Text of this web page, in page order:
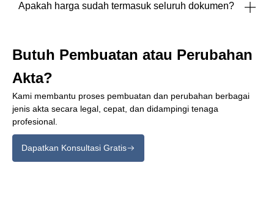
Apakah harga sudah termasuk seluruh dokumen?
Butuh Pembuatan atau Perubahan
Akta?
Kami membantu proses pembuatan dan perubahan berbagai
jenis akta secara legal, cepat, dan didampingi tenaga
profesional.
Dapatkan Konsultasi Gratis